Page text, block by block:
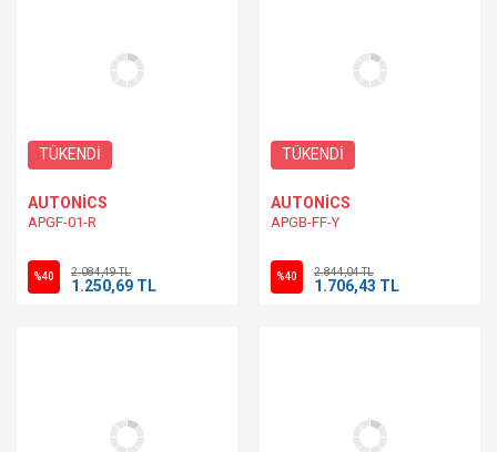
TÜKENDİ
AUTONİCS
APGF-01-R
%40 2.084,49 TL
1.250,69 TL
TÜKENDİ
AUTONİCS
APGB-FF-Y
%40 2.844,04 TL
1.706,43 TL